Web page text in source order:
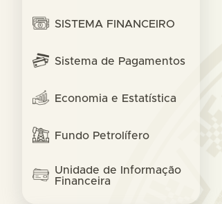
SISTEMA FINANCEIRO
Sistema de Pagamentos
Economia e Estatística
Fundo Petrolífero
Unidade de Informação
Financeira